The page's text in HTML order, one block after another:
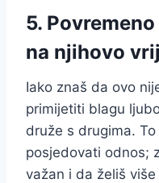
5.
na njihovo
Iako znaš da ovo
primijetiti blagu
druže s drugima.
posjedovati odnos;
važan i da želiš